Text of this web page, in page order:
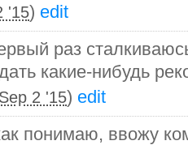
'15) edit
раз
какие-нибудь
Sep 2 '15) edit
понимаю, ввожу